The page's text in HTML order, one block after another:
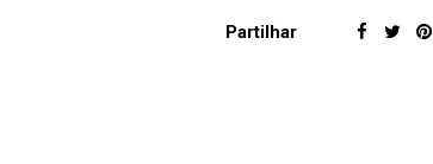
Partilhar